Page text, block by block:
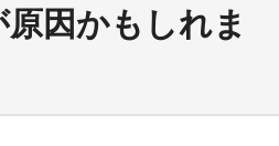
因かもしれま